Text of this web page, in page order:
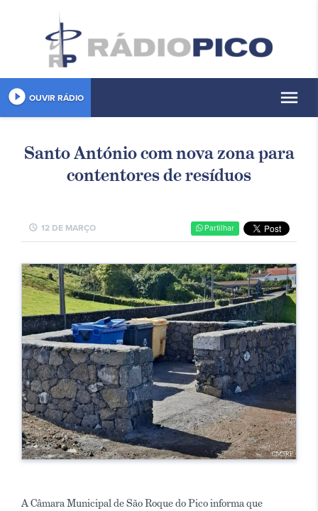
play_circle_filled OUVIR RÁDIO menu
Santo António com nova zona para
contentores de resíduos
schedule 12 DE MARÇO Partilhar
A Câmara Municipal de São Roque do Pico informa que